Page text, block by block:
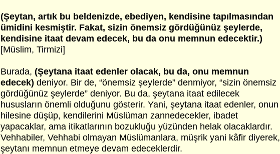
(Şeytan, artık bu beldenizde, ebediyen, kendisine tapılmasından
ümidini kesmiştir. Fakat, sizin önemsiz gördüğünüz şeylerde,
kendisine itaat devam edecek, bu da onu memnun edecektir.)
[Müslim, Tirmizi]
Burada, (Şeytana itaat edenler olacak, bu da, onu memnun
edecek) deniyor. Bir de, “önemsiz şeylerde” denmiyor, “sizin önemsiz
gördüğünüz şeylerde” deniyor. Bu da, şeytana itaat edilecek
hususların önemli olduğunu gösterir. Yani, şeytana itaat edenler, onun
hilesine düşüp, kendilerini Müslüman zannedecekler, ibadet
yapacaklar, ama itikatlarının bozukluğu yüzünden helak olacaklardır.
Vehhabiler, Vehhabi olmayan Müslümanlara, müşrik yani kâfir diyerek,
şeytanı memnun etmeye devam edeceklerdir.